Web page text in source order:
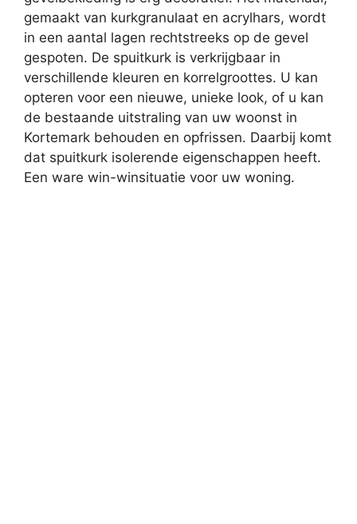
gemaakt van kurkgranulaat en acrylhars, wordt
in een aantal lagen rechtstreeks op de gevel
gespoten. De spuitkurk is verkrijgbaar in
verschillende kleuren en korrelgroottes. U kan
opteren voor een nieuwe, unieke look, of u kan
de bestaande uitstraling van uw woonst in
Kortemark behouden en opfrissen. Daarbij komt
dat spuitkurk isolerende eigenschappen heeft.
Een ware win-winsituatie voor uw woning.